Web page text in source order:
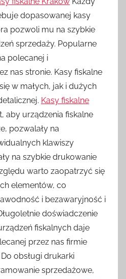
dopasowanej kasy
pozwoli mu na szybkie
sprzedaży. Popularne
polecanej i
nas stronie. Kasy fiskalne
w małych, jak i dużych
Kasy fiskalne
aby urządzenia fiskalne
pozwalały na
klawiszy
na szybkie drukowanie
warto zaopatrzyć się
elementów, co
i bezawaryjność i
doświadczenie
fiskalnych daje
przez nas firmie
obsługi drukarki
sprzedażowe,